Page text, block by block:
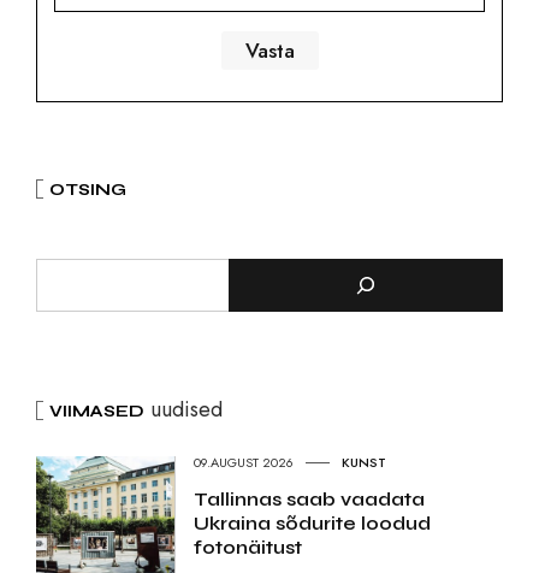
OTSING
VIIMASED uudised
09.AUGUST 2026 KUNST
Tallinnas saab vaadata
Ukraina sõdurite loodud
fotonäitust